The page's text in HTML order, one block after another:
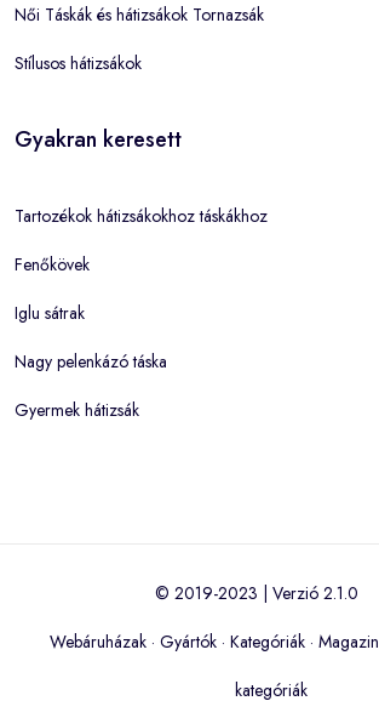
Női Táskák és hátizsákok Tornazsák
Stílusos hátizsákok
Gyakran keresett
Tartozékok hátizsákokhoz táskákhoz
Fenőkövek
Iglu sátrak
Nagy pelenkázó táska
Gyermek hátizsák
© 2019-2023 | Verzió 2.1.0
Webáruházak · Gyártók · Kategóriák · Magazin
kategóriák